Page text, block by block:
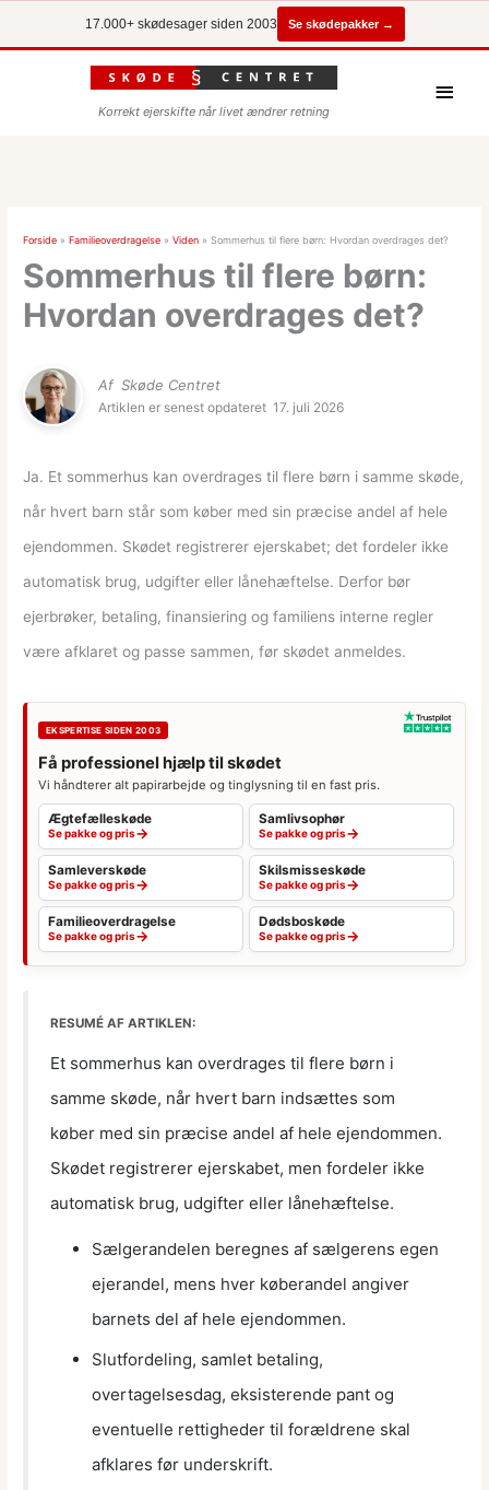
17.000+ skødesager siden 2003 Se skødepakker →
Korrekt ejerskifte når livet ændrer retning
Forside »Familieoverdragelse »Viden »Sommerhus til flere børn: Hvordan overdrages det?
Sommerhus til flere børn:
Hvordan overdrages det?
Af Skøde Centret
Artiklen er senest opdateret 17. juli 2026
Ja. Et sommerhus kan overdrages til flere børn i samme skøde,
når hvert barn står som køber med sin præcise andel af hele
ejendommen. Skødet registrerer ejerskabet; det fordeler ikke
automatisk brug, udgifter eller lånehæftelse. Derfor bør
ejerbrøker, betaling, finansiering og familiens interne regler
være afklaret og passe sammen, før skødet anmeldes.
EKSPERTISE SIDEN 2003
Få professionel hjælp til skødet
Vi håndterer alt papirarbejde og tinglysning til en fast pris.
Ægtefælleskøde
Se pakke og pris→
Samlivsophør
Se pakke og pris→
Samleverskøde
Se pakke og pris→
Skilsmisseskøde
Se pakke og pris→
Familieoverdragelse
Se pakke og pris→
Dødsboskøde
Se pakke og pris→
RESUMÉ AF ARTIKLEN:
Et sommerhus kan overdrages til flere børn i
samme skøde, når hvert barn indsættes som
køber med sin præcise andel af hele ejendommen.
Skødet registrerer ejerskabet, men fordeler ikke
automatisk brug, udgifter eller lånehæftelse.
Sælgerandelen beregnes af sælgerens egen
ejerandel, mens hver køberandel angiver
barnets del af hele ejendommen.
Slutfordeling, samlet betaling,
overtagelsesdag, eksisterende pant og
eventuelle rettigheder til forældrene skal
afklares før underskrift.